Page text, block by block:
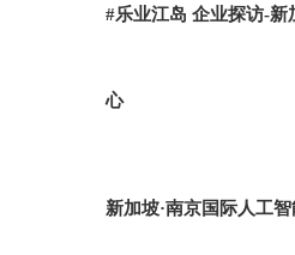
#乐业江岛 企业探访-新
心
新加坡·南京国际人工